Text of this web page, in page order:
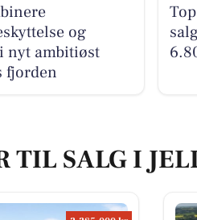
og
nyt ambitiøst
fjorden
TIL SALG I